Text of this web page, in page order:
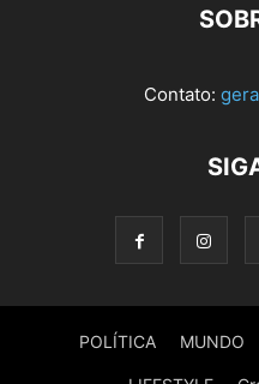
Contato:
POLÍTICA MUNDO